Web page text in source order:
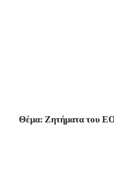
Θέμα: Ζητήματα του